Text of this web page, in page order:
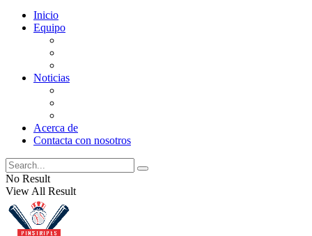
Inicio
Equipo
Noticias
Acerca de
Contacta con nosotros
No Result
View All Result